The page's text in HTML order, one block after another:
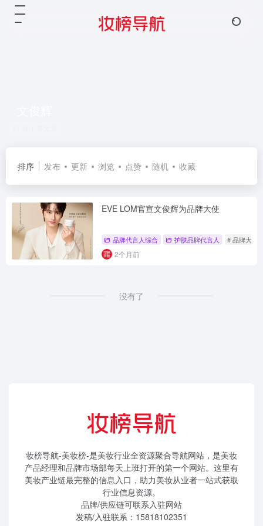
排序 发布 更新 浏览 点赞 随机 收藏
EVE LOM官宣文俊辉为品牌大使
品牌代言人综合 护肤品牌代言人 # 品牌大使
2个月前
没有了
妆榜导航-美妆榜-是美妆行业全资源聚合导航网站，是美妆
产品经理和品牌市场部每天上班打开的第一个网站。这里有
美妆产业链最完整的信息入口，助力美妆从业者一站式获取
行业信息资源。
品牌/供应链可联系入驻网站
发稿/入驻联系：15818102351